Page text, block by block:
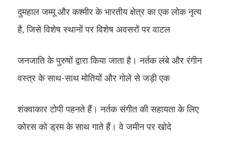
दुमहाल जम्मू और कश्मीर के भारतीय क्षेत्र का एक लोक नृत्य
है, जिसे विशेष स्थानों पर विशेष अवसरों पर वाटल
जनजाति के पुरुषों द्वारा किया जाता है। नर्तक लंबे और रंगीन
वस्त्र के साथ-साथ मोतियों और गोले से जड़ी एक
शंक्वाकार टोपी पहनते हैं। नर्तक संगीत की सहायता के लिए
कोरस को ड्रम के साथ गाते हैं। वे जमीन पर खोदे